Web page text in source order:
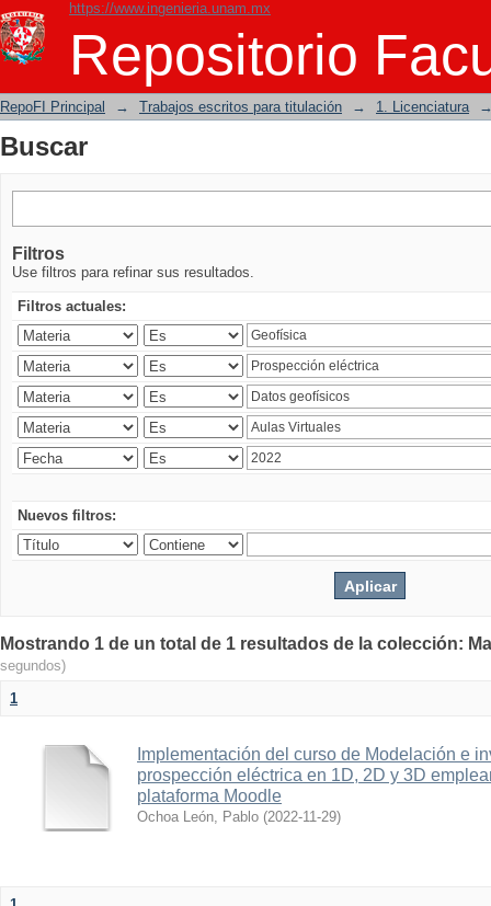
https://www.ingenieria.unam.mx
Repositorio
Buscar
RepoFI Principal → Trabajos escritos para titulación → 1. Licenciatura
Buscar
Filtros
Use filtros para refinar sus resultados.
Filtros actuales:
Nuevos filtros:
Mostrando 1 de un total de 1 resultados de la colección:
segundos)
1
Implementación del curso de Modelación e
prospección eléctrica en 1D, 2D y 3D
plataforma Moodle
Ochoa León, Pablo (2022-11-29)